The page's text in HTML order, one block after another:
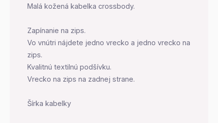
Malá kožená kabelka crossbody.
Zapínanie na zips.
Vo vnútri nájdete jedno vrecko a jedno vrecko na
zips.
Kvalitnú textilnú podšívku.
Vrecko na zips na zadnej strane.
Šírka kabelky